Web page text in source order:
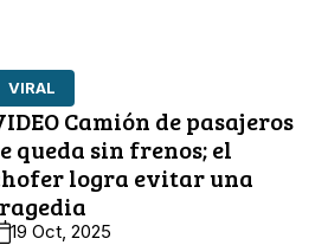
VIRAL
Camión de pasajeros
queda sin frenos; el
logra evitar una
19 Oct, 2025